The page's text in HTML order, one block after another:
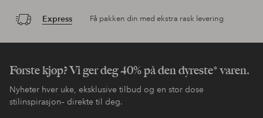
Express Få pakken din med ekstra rask levering
Første kjøp? Vi ger deg 40% på den dyreste* varen.
Nyheter hver uke, eksklusive tilbud og en stor dose
stilinspirasjon– direkte til deg.